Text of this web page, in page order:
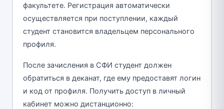
факультете. Регистрация автоматически
осуществляется при поступлении, каждый
студент становится владельцем персонального
профиля.
После зачисления в СФИ студент должен
обратиться в деканат, где ему предоставят логин
и код от профиля. Получить доступ в личный
кабинет можно дистанционно: